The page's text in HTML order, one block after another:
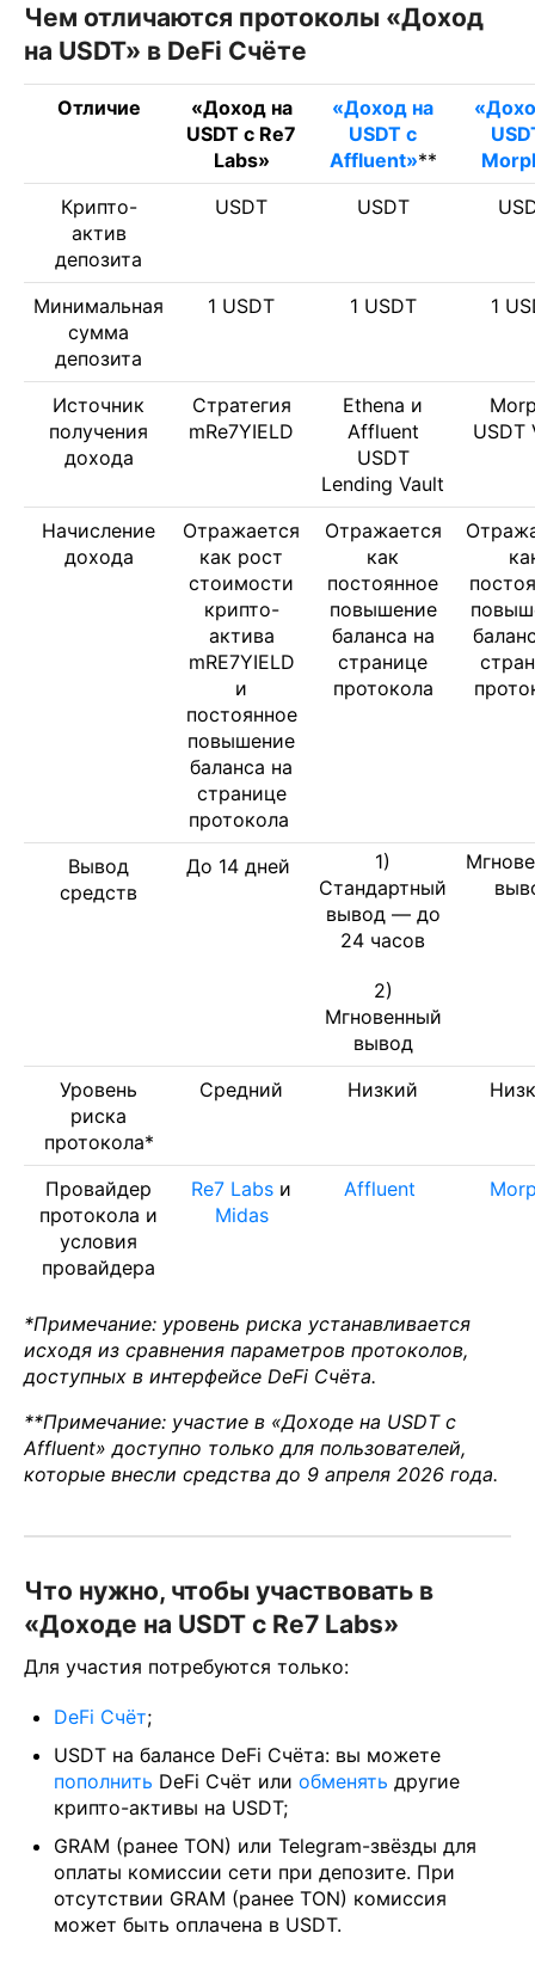
Чем отличаются протоколы «Доход
на USDT» в DeFi Счёте
Отличие
«Доход на
USDT c Re7
Labs»
«Доход на
USDT c
Affluent»**
Крипто-
актив
депозита
USDT USDT
Минимальная
сумма
депозита
1 USDT 1 USDT 1
Источник
получения
дохода
Стратегия
mRe7YIELD
Ethena и
Affluent
USDT
Lending Vault
USDT
Начисление
дохода
Отражается
как рост
стоимости
крипто-
актива
mRE7YIELD
и
постоянное
повышение
баланса на
странице
протокола
Отражается
как
постоянное
повышение
баланса на
странице
протокола
Вывод
средств
До 14 дней
1)
Стандартный
вывод — до
24 часов
2)
Мгновенный
вывод
Уровень
риска
протокола*
Средний Низкий
Провайдер
протокола и
условия
провайдера
Re7 Labs и
Midas
Affluent
*Примечание: уровень риска устанавливается
исходя из сравнения параметров протоколов,
доступных в интерфейсе DeFi Счёта.
**Примечание: участие в «Доходе на USDT с
Affluent» доступно только для пользователей,
которые внесли средства до 9 апреля 2026 года.
Что нужно, чтобы участвовать в
«Доходе на USDT с Re7 Labs»
Для участия потребуются только:
DeFi Счёт;
USDT на балансе DeFi Счёта: вы можете
пополнить DeFi Счёт или обменять другие
крипто-активы на USDT;
GRAM (ранее TON) или Telegram-звёзды для
оплаты комиссии сети при депозите. При
отсутствии GRAM (ранее TON) комиссия
может быть оплачена в USDT.